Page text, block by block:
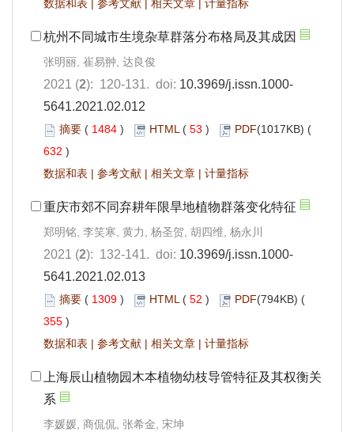
数据和表 参考文献 相关文章 计量指标
杭州不同城市生境杂草群落分布格局及其成因
张明丽, 崔易翀, 达良俊
2021 (2): 120-131. doi: 10.3969/j.issn.1000-
5641.2021.02.012
摘要 ( 1484 ) HTML( 53 ) PDF(1017KB) (
632 )
数据和表 | 参考文献 | 相关文章 | 计量指标
重庆市郊不同弃耕年限旱地植物群落变化特征
郑明铭, 李笑寒, 黄力, 杨圣贺, 胡四维, 杨永川
2021 (2): 132-141. doi: 10.3969/j.issn.1000-
5641.2021.02.013
摘要 ( 1309 ) HTML( 52 ) PDF(794KB) (
355 )
数据和表 | 参考文献 | 相关文章 | 计量指标
上海辰山植物园木本植物幼枝导管特征及其权衡关
系
李媛媛, 商侃侃, 张希金, 宋坤